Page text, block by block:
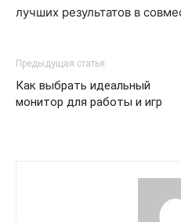
лучших результатов в
Предыдущая статья
Как выбрать идеальный
монитор для работы и игр